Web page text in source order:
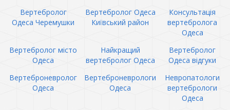
Вертебролог
Одеса Черемушки
Вертебролог Одеса
Київський район
Консультація
вертебролога
Одеса
Вертебролог місто
Одеса
Найкращий
вертебролог Одеса
Вертебролог
Одеса відгуки
Вертеброневролог
Одеса
Вертеброневрологи
Одеса
Невропатологи
вертебрологи
Одеса